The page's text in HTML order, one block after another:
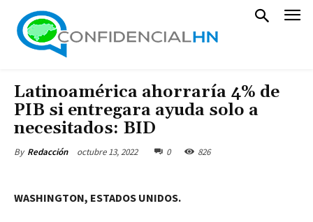
Latinoamérica ahorraría 4% de
PIB si entregara ayuda solo a
necesitados: BID
By Redacción octubre 13, 2022 0 826
WASHINGTON, ESTADOS UNIDOS.